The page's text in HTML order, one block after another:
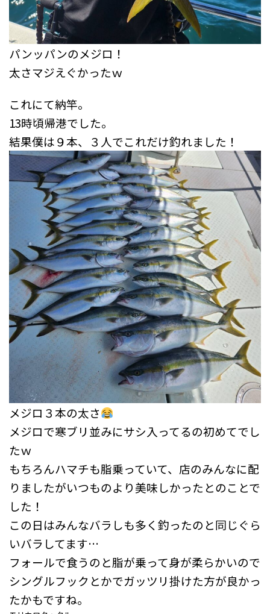
パンッパンのメジロ！
太さマジえぐかったｗ
これにて納竿。
13時頃帰港でした。
結果僕は９本、
３人でこれだけ釣れました！
メジロ３本の太さ
メジロで寒ブリ並みにサシ入ってるの初めてでし
たｗ
もちろんハマチも脂乗っていて、店のみんなに配
りましたがいつものより美味しかったとのことで
した！
この日はみんなバラしも多く釣ったのと同じぐら
いバラしてます…
フォールで食うのと脂が乗って身が柔らかいので
シングルフックとかでガッツリ掛けた方が良かっ
たかもですね。